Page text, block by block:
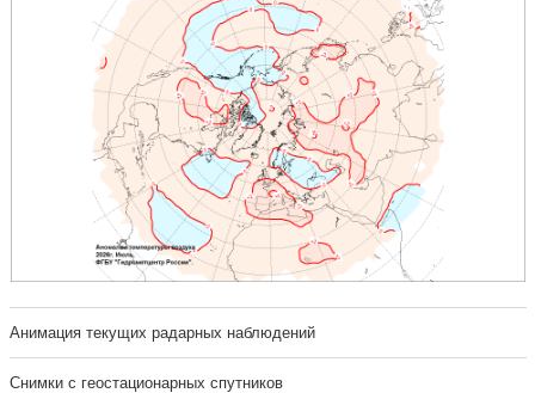
Анимация текущих радарных наблюдений
Cнимки с геостационарных спутников